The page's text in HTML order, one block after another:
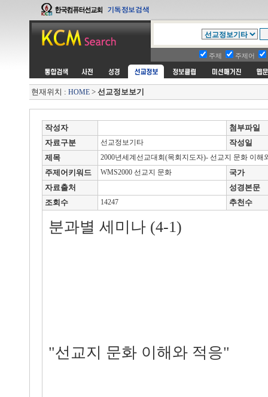
주제 주제어
현재위치 : HOME > 선교정보보기
작성자
첨부파일
자료구분
선교정보기타
작성일
제목
2000년세계선교대회(목회지도자)- 선교지 문화 이해
주제어키워드 WMS2000 선교지 문화
국가
자료출처
성경본문
조회수
14247 추천수
분과별 세미나 (4-1)
"선교지 문화 이해와 적응"